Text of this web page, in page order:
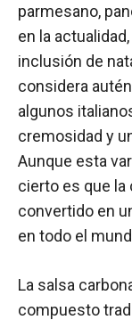
parmesano,
en la
inclusión de
considera
algunos
cremosidad y
Aunque esta
cierto es que la
convertido en
en todo el
La salsa
compuesto